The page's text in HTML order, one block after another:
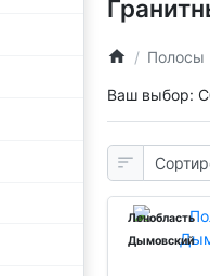
Полосы
Ваш выбор:
Ленобласть
Дымовский